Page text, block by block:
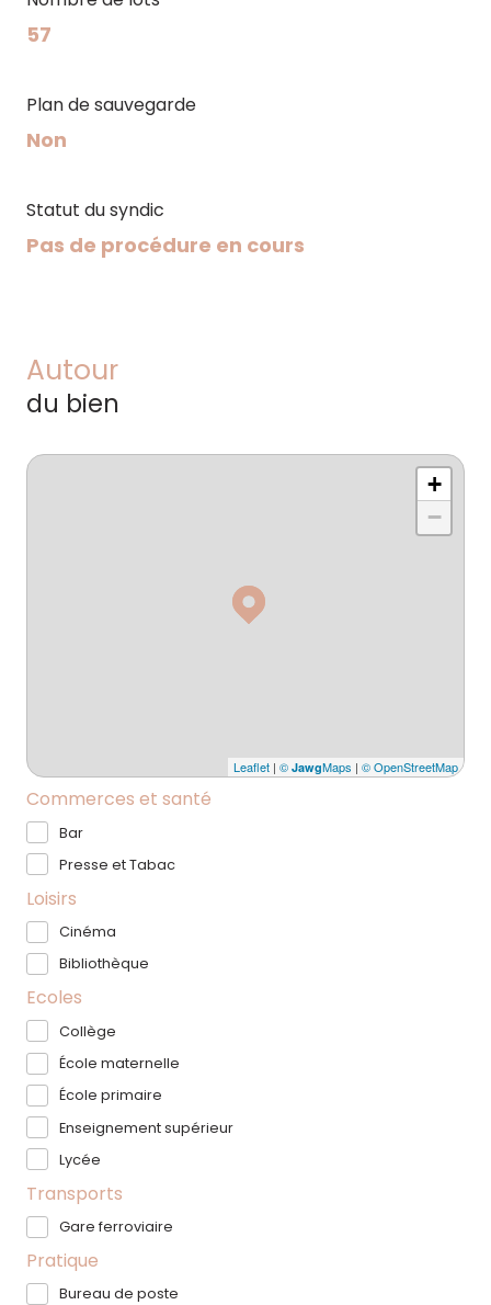
57
Plan de sauvegarde
Non
Statut du syndic
Pas de procédure en cours
Autour
du bien
+
−
Leaflet | © JawgMaps | © OpenStreetMap
Commerces et santé
Bar
Presse et Tabac
Loisirs
Cinéma
Bibliothèque
Ecoles
Collège
École maternelle
École primaire
Enseignement supérieur
Lycée
Transports
Gare ferroviaire
Pratique
Bureau de poste